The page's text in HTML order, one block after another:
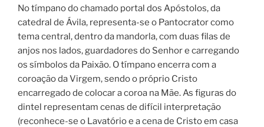
No tímpano do chamado portal dos Apóstolos, da
catedral de Ávila, representa-se o Pantocrator como
tema central, dentro da mandorla, com duas filas de
anjos nos lados, guardadores do Senhor e carregando
os símbolos da Paixão. O tímpano encerra com a
coroação da Virgem, sendo o próprio Cristo
encarregado de colocar a coroa na Mãe. As figuras do
dintel representam cenas de difícil interpretação
(reconhece-se o Lavatório e a cena de Cristo em casa